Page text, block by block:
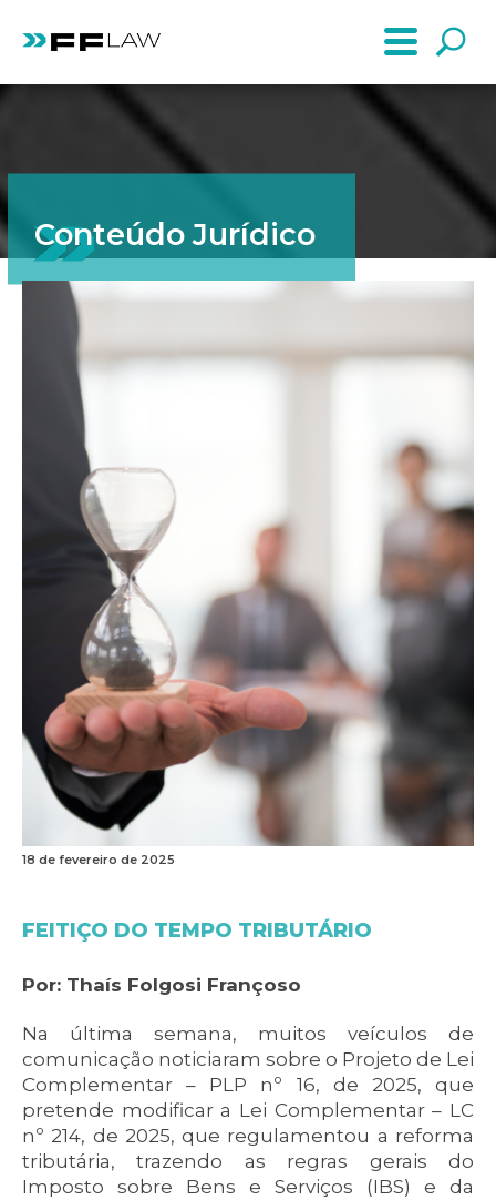
Conteúdo Jurídico
18 de fevereiro de 2025
FEITIÇO DO TEMPO TRIBUTÁRIO
Por: Thaís Folgosi Françoso
Na última semana, muitos veículos de
comunicação noticiaram sobre o Projeto de Lei
Complementar – PLP nº 16, de 2025, que
pretende modificar a Lei Complementar – LC
nº 214, de 2025, que regulamentou a reforma
tributária, trazendo as regras gerais do
Imposto sobre Bens e Serviços (IBS) e da